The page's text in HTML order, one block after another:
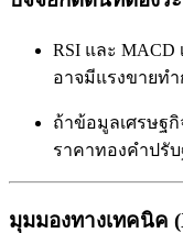
RSI และ MACD
อาจมีแรงขายท
ถ้าข้อมูลเศรษฐ
ราคาทองคำปรั
มุมมองทางเทคนิค